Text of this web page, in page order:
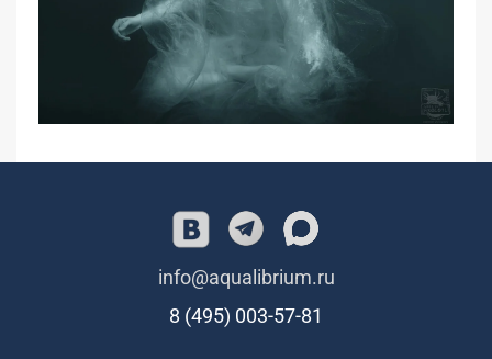
info@aqualibrium.ru
8 (495) 003-57-81